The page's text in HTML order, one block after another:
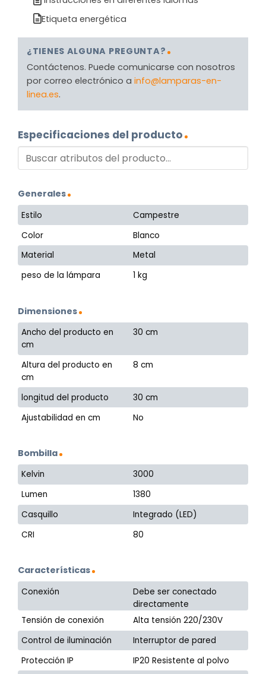
Etiqueta energética
¿TIENES ALGUNA PREGUNTA?
Contáctenos. Puede comunicarse con nosotros
por correo electrónico a info@lamparas-en-
linea.es.
Especificaciones del producto
Generales
Estilo
Campestre
Color
Blanco
Material
Metal
peso de la lámpara
1 kg
Dimensiones
Ancho del producto en
cm
30 cm
Altura del producto en
cm
8 cm
longitud del producto
30 cm
Ajustabilidad en cm
No
Bombilla
Kelvin
3000
Lumen
1380
Casquillo
Integrado (LED)
CRI
80
Características
Conexión
Debe ser conectado
directamente
Tensión de conexión
Alta tensión 220/230V
Control de iluminación
Interruptor de pared
Protección IP
IP20 Resistente al polvo